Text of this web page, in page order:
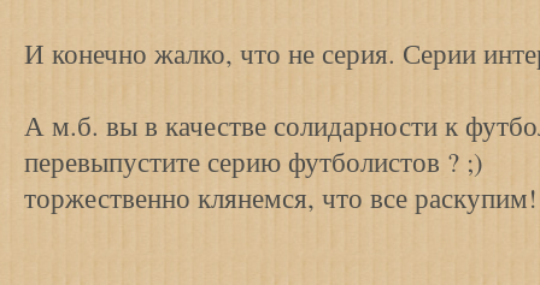
И конечно жалко, что не серия. Серии
А м.б. вы в качестве солидарности к
перевыпустите серию футболистов ? ;)
торжественно клянемся, что все раскупим!